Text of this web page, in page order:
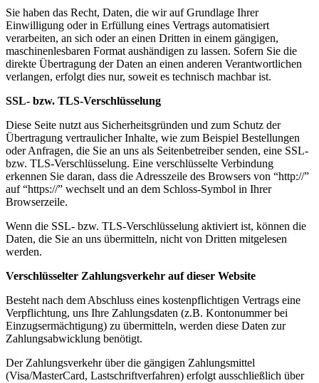
Sie haben das Recht, Daten, die wir auf Grundlage Ihrer
Einwilligung oder in Erfüllung eines Vertrags automatisiert
verarbeiten, an sich oder an einen Dritten in einem gängigen,
maschinenlesbaren Format aushändigen zu lassen. Sofern Sie die
direkte Übertragung der Daten an einen anderen Verantwortlichen
verlangen, erfolgt dies nur, soweit es technisch machbar ist.
SSL- bzw. TLS-Verschlüsselung
Diese Seite nutzt aus Sicherheitsgründen und zum Schutz der
Übertragung vertraulicher Inhalte, wie zum Beispiel Bestellungen
oder Anfragen, die Sie an uns als Seitenbetreiber senden, eine SSL-
bzw. TLS-Verschlüsselung. Eine verschlüsselte Verbindung
erkennen Sie daran, dass die Adresszeile des Browsers von “http://”
auf “https://” wechselt und an dem Schloss-Symbol in Ihrer
Browserzeile.
Wenn die SSL- bzw. TLS-Verschlüsselung aktiviert ist, können die
Daten, die Sie an uns übermitteln, nicht von Dritten mitgelesen
werden.
Verschlüsselter Zahlungsverkehr auf dieser Website
Besteht nach dem Abschluss eines kostenpflichtigen Vertrags eine
Verpflichtung, uns Ihre Zahlungsdaten (z.B. Kontonummer bei
Einzugsermächtigung) zu übermitteln, werden diese Daten zur
Zahlungsabwicklung benötigt.
Der Zahlungsverkehr über die gängigen Zahlungsmittel
(Visa/MasterCard, Lastschriftverfahren) erfolgt ausschließlich über